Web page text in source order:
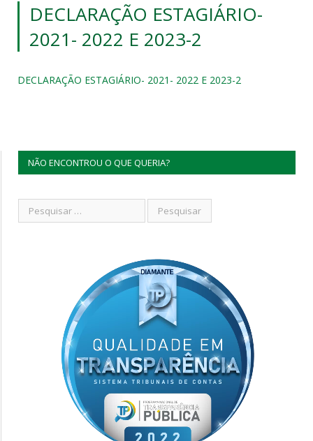
DECLARAÇÃO ESTAGIÁRIO-
2021- 2022 E 2023-2
DECLARAÇÃO ESTAGIÁRIO- 2021- 2022 E 2023-2
NÃO ENCONTROU O QUE QUERIA?